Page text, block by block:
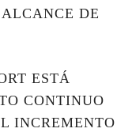
DE
ESTÁ
CONTINUO
INCREMENTO